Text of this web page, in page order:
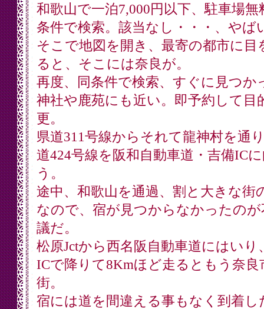
和歌山で一泊7,000円以下、駐車場無
条件で検索。該当なし・・・、やば
そこで地図を開き、最寄の都市に目
ると、そこには奈良が。
再度、同条件で検索、すぐに見つか
神社や鹿苑にも近い。即予約して目
更。
県道311号線からそれて龍神村を通
道424号線を阪和自動車道・吉備IC
う。
途中、和歌山を通過、割と大きな街
なので、宿が見つからなかったのが
議だ。
松原Jctから西名阪自動車道にはいり
ICで降りて8Kmほど走るともう奈良
街。
宿には道を間違える事もなく到着し